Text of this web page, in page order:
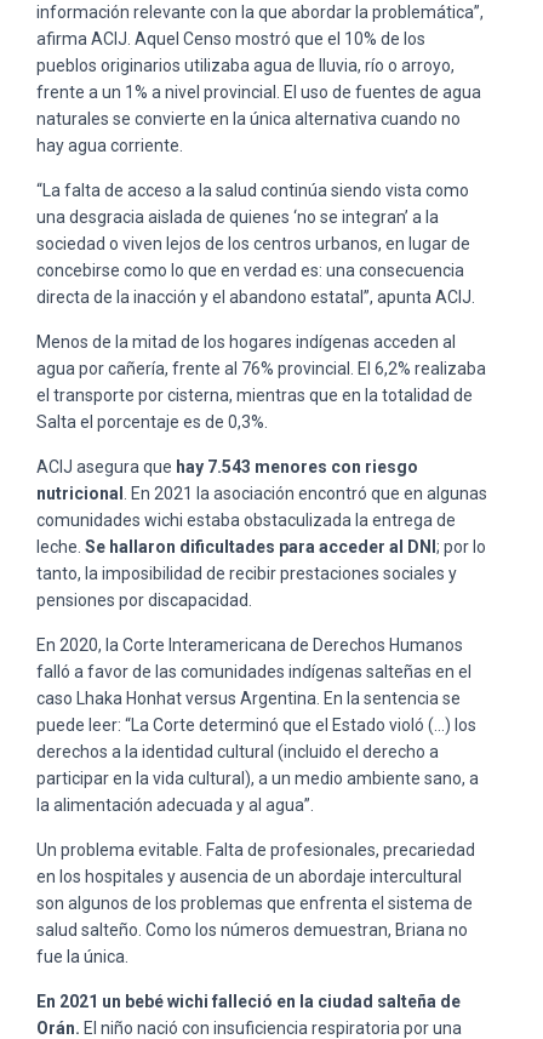
información relevante con la que abordar la problemática”,
afirma ACIJ. Aquel Censo mostró que el 10% de los
pueblos originarios utilizaba agua de lluvia, río o arroyo,
frente a un 1% a nivel provincial. El uso de fuentes de agua
naturales se convierte en la única alternativa cuando no
hay agua corriente.
“La falta de acceso a la salud continúa siendo vista como
una desgracia aislada de quienes ‘no se integran’ a la
sociedad o viven lejos de los centros urbanos, en lugar de
concebirse como lo que en verdad es: una consecuencia
directa de la inacción y el abandono estatal”, apunta ACIJ.
Menos de la mitad de los hogares indígenas acceden al
agua por cañería, frente al 76% provincial. El 6,2% realizaba
el transporte por cisterna, mientras que en la totalidad de
Salta el porcentaje es de 0,3%.
ACIJ asegura que hay 7.543 menores con riesgo
nutricional
. En 2021 la asociación encontró que en algunas
comunidades wichi estaba obstaculizada la entrega de
leche. Se hallaron dificultades para acceder al DNI ; por lo
tanto, la imposibilidad de recibir prestaciones sociales y
pensiones por discapacidad.
En 2020, la Corte Interamericana de Derechos Humanos
falló a favor de las comunidades indígenas salteñas en el
caso Lhaka Honhat versus Argentina. En la sentencia se
puede leer: “La Corte determinó que el Estado violó (…) los
derechos a la identidad cultural (incluido el derecho a
participar en la vida cultural), a un medio ambiente sano, a
la alimentación adecuada y al agua”.
Un problema evitable. Falta de profesionales, precariedad
en los hospitales y ausencia de un abordaje intercultural
son algunos de los problemas que enfrenta el sistema de
salud salteño. Como los números demuestran, Briana no
fue la única.
En 2021 un bebé wichi falleció en la ciudad salteña de
Orán. El niño nació con insuficiencia respiratoria por una